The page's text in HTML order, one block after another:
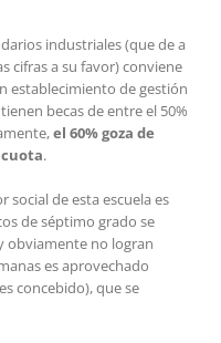
industriales (que de a
cifras a su favor) conviene
establecimiento de gestión
becas de entre el 50%
el 60% goza de
cuota.
social de esta escuela es
de séptimo grado se
obviamente no logran
es aprovechado
concebido), que se